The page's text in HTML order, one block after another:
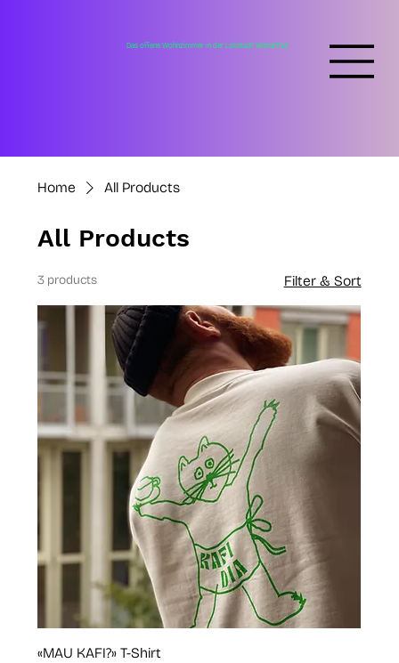
Das offene Wohnzimmer in der Lokstadt Winterthur
Home All Products
All Products
3 products Filter & Sort
«MAU KAFI?» T-Shirt